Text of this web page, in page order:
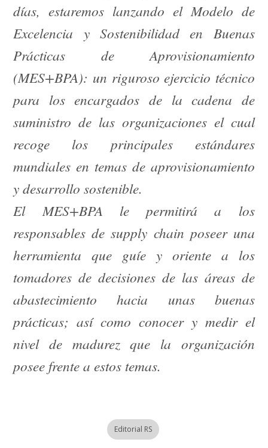
días, estaremos lanzando el Modelo de
Excelencia y Sostenibilidad en Buenas
Prácticas de Aprovisionamiento
(MES+BPA): un riguroso ejercicio técnico
para los encargados de la cadena de
suministro de las organizaciones el cual
recoge los principales estándares
mundiales en temas de aprovisionamiento
y desarrollo sostenible.
El MES+BPA le permitirá a los
responsables de supply chain poseer una
herramienta que guíe y oriente a los
tomadores de decisiones de las áreas de
abastecimiento hacia unas buenas
prácticas; así como conocer y medir el
nivel de madurez que la organización
posee frente a estos temas.
Editorial RS